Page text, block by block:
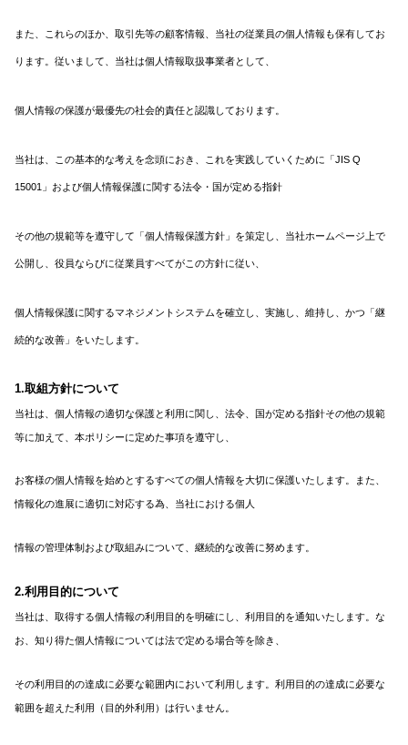
また、これらのほか、取引先等の顧客情報、当社の従業員の個人情報も保有してお
ります。従いまして、当社は個人情報取扱事業者として、
個人情報の保護が最優先の社会的責任と認識しております。
当社は、この基本的な考えを念頭におき、これを実践していくために「JIS Q
15001」および個人情報保護に関する法令・国が定める指針
その他の規範等を遵守して「個人情報保護方針」を策定し、当社ホームページ上で
公開し、役員ならびに従業員すべてがこの方針に従い、
個人情報保護に関するマネジメントシステムを確立し、実施し、維持し、かつ「継
続的な改善」をいたします。
1.取組方針について
当社は、個人情報の適切な保護と利用に関し、法令、国が定める指針その他の規範
等に加えて、本ポリシーに定めた事項を遵守し、
お客様の個人情報を始めとするすべての個人情報を大切に保護いたします。また、
情報化の進展に適切に対応する為、当社における個人
情報の管理体制および取組みについて、継続的な改善に努めます。
2.利用目的について
当社は、取得する個人情報の利用目的を明確にし、利用目的を通知いたします。な
お、知り得た個人情報については法で定める場合等を除き、
その利用目的の達成に必要な範囲内において利用します。利用目的の達成に必要な
範囲を超えた利用（目的外利用）は行いません。